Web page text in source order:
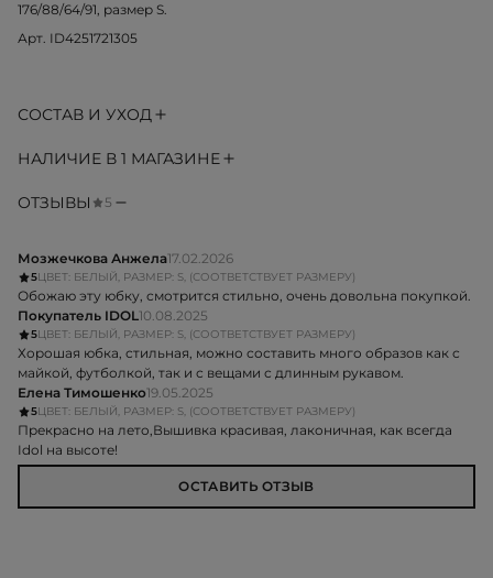
176/88/64/91, размер S.
Арт. ID4251721305
СОСТАВ И УХОД
НАЛИЧИЕ В 1 МАГАЗИНЕ
ОТЗЫВЫ 5
Мозжечкова Анжела17.02.2026
5ЦВЕТ: БЕЛЫЙ, РАЗМЕР: S, (СООТВЕТСТВУЕТ РАЗМЕРУ)
Обожаю эту юбку, смотрится стильно, очень довольна покупкой.
Покупатель IDOL10.08.2025
5ЦВЕТ: БЕЛЫЙ, РАЗМЕР: S, (СООТВЕТСТВУЕТ РАЗМЕРУ)
Хорошая юбка, стильная, можно составить много образов как с
майкой, футболкой, так и с вещами с длинным рукавом.
Елена Тимошенко19.05.2025
5ЦВЕТ: БЕЛЫЙ, РАЗМЕР: S, (СООТВЕТСТВУЕТ РАЗМЕРУ)
Прекрасно на лето,Вышивка красивая, лаконичная, как всегда
Idol на высоте!
ОСТАВИТЬ ОТЗЫВ